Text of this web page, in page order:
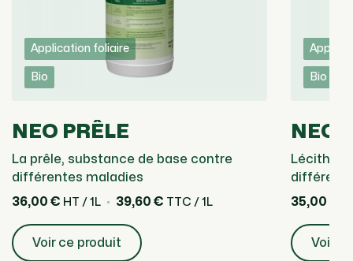
Application foliaire
Bio
NEO PRÊLE
La prêle, substance de base contre
différentes maladies
36,00 € HT / 1L 39,60 € TTC / 1L
Voir ce produit
Bio
Lécithine
35,00 €
Voir